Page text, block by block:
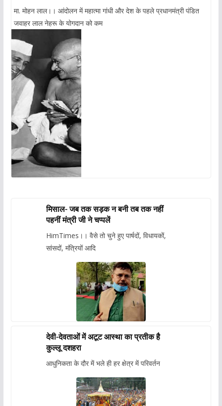
मा. मोहन लाल।। आंदोलन में महात्मा गांधी और देश के पहले प्रधानमंत्री पंडित
जवाहर लाल नेहरू के योगदान को कम
मिसाल- जब तक सड़क न बनी तब तक नहीं
पहनीं मंत्री जी ने चप्पलें
HimTimes।। वैसे तो चुने हुए पार्षदों, विधायकों,
सांसदों, मंत्रियों आदि
देवी-देवताओं में अटूट आस्था का प्रतीक है
कुल्लू दशहरा
आधुनिकता के दौर में भले ही हर क्षेत्र में परिवर्तन